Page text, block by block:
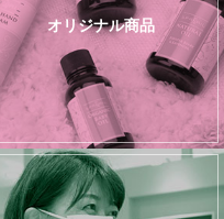
オリジナル商品